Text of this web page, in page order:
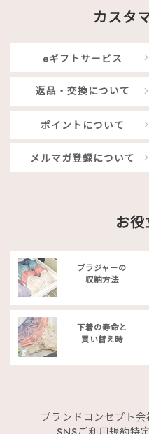
カスタ
eギフトサービス
返品・交換について
ポイントについて
メルマガ登録について
お
ブラジャーの
収納方法
下着の寿命と
買い替え時
ブランドコンセプト会